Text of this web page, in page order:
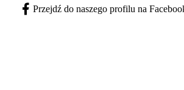
Facebook - otwiera się w nowej karcie
Przejdź do naszego profilu na